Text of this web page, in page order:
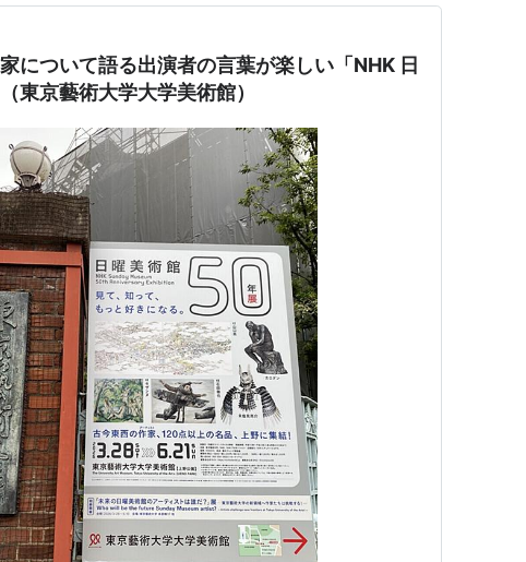
について語る出演者の言葉が楽しい「NHK 日
東京藝術大学大学美術館）